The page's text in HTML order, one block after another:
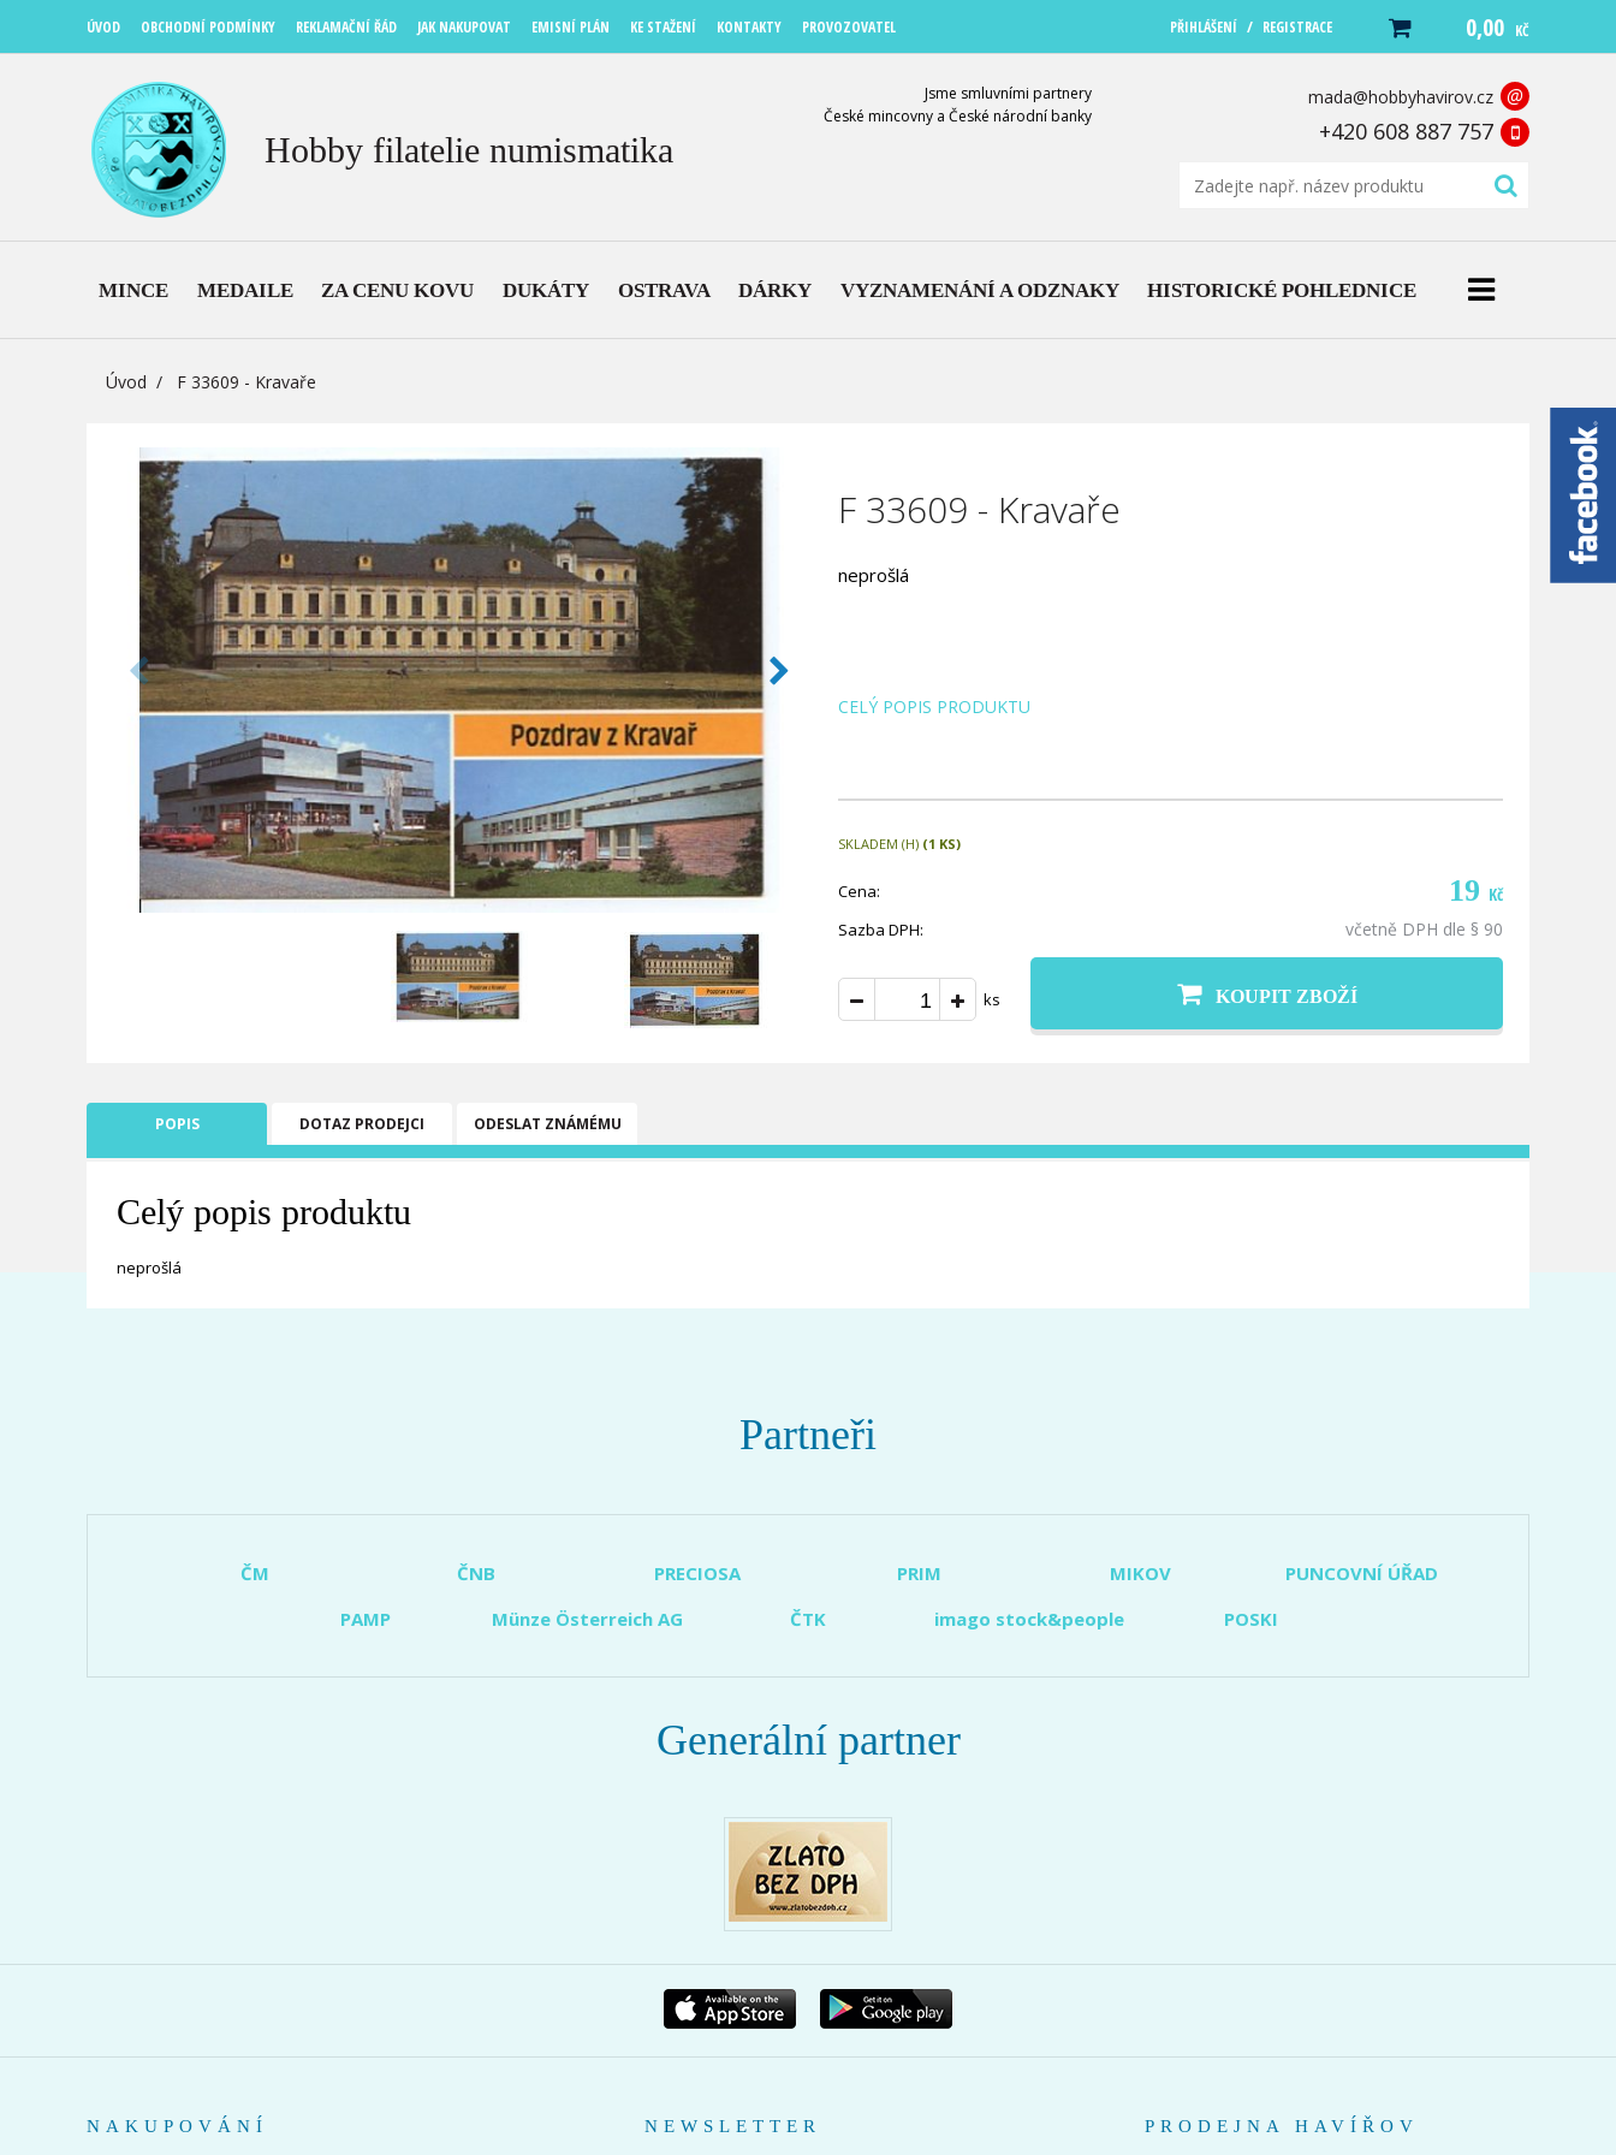
ÚVOD OBCHODNÍ PODMÍNKY REKLAMAČNÍ ŘÁD JAK NAKUPOVAT EMISNÍ PLÁN KE STAŽENÍ KONTAKTY PROVOZOVATEL PŘIHLÁŠENÍ / REGISTRACE 0,00 KČ
Hobby filatelie numismatika
Jsme smluvními partnery
České mincovny a České národní banky
mada@hobbyhavirov.cz @
+420 608 887 757
MINCE MEDAILE ZA CENU KOVU DUKÁTY OSTRAVA DÁRKY VYZNAMENÁNÍ A ODZNAKY HISTORICKÉ POHLEDNICE
Úvod F 33609 - Kravaře
F 33609 - Kravaře
neprošlá
CELÝ POPIS PRODUKTU
SKLADEM (H) (1 KS)
Cena: 19 Kč
Sazba DPH: včetně DPH dle § 90
ks KOUPIT ZBOŽÍ
POPIS DOTAZ PRODEJCI ODESLAT ZNÁMÉMU
Celý popis produktu
neprošlá
Partneři
ČM ČNB PRECIOSA PRIM MIKOV
PUNCOVNÍ ÚŘAD
PAMP
Münze Österreich AG ČTK imago stock&people POSKI
Generální partner
NAKUPOVÁNÍ NEWSLETTER PRODEJNA HAVÍŘOV